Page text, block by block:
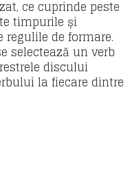
ce cuprinde peste
timpurile și
de formare.
selectează un verb
discului
la fiecare dintre